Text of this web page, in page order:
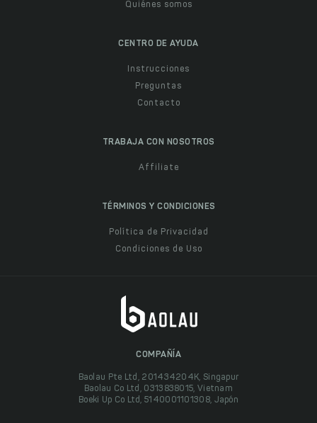
Quiénes somos
CENTRO DE AYUDA
Instrucciones
Preguntas
Contacto
TRABAJA CON NOSOTROS
Affiliate
TÉRMINOS Y CONDICIONES
Política de Privacidad
Condiciones de Uso
COMPAÑÍA
Baolau Pte Ltd, 201434204K, Singapur
Baolau Co Ltd, 0313838015, Vietnam
Boeki Up Co Ltd, 5140001101308, Japón